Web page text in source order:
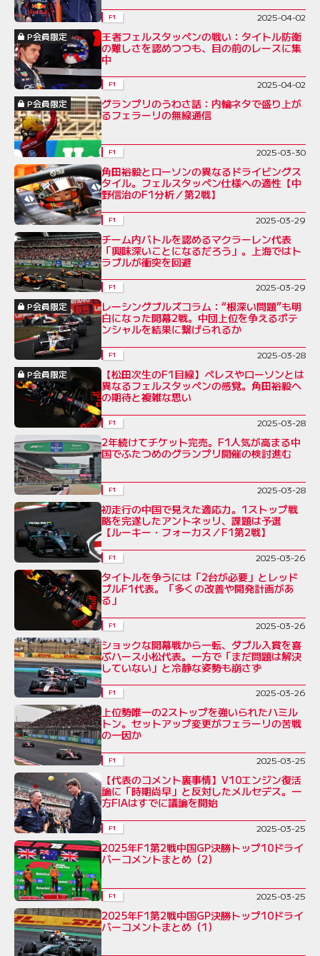
F1
2025-04-02
P会員限定
王者フェルスタッペンの戦い：タイトル防衛
の難しさを認めつつも、目の前のレースに集
中
F1
2025-04-02
P会員限定
グランプリのうわさ話：内輪ネタで盛り上が
るフェラーリの無線通信
F1 2025-03-30
角田裕毅とローソンの異なるドライビングス
タイル。フェルスタッペン仕様への適性【中
野信治のF1分析／第2戦】
F1 2025-03-29
チーム内バトルを認めるマクラーレン代表
「興味深いことになるだろう」。上海ではト
ラブルが衝突を回避
F1
2025-03-29
P会員限定
レーシングブルズコラム：“根深い問題”も明
白になった開幕2戦。中団上位を争えるポテ
ンシャルを結果に繋げられるか
F1
2025-03-28
P会員限定
【松田次生のF1目線】ペレスやローソンとは
異なるフェルスタッペンの感覚。角田裕毅へ
の期待と複雑な思い
F1 2025-03-28
2年続けてチケット完売。F1人気が高まる中
国でふたつめのグランプリ開催の検討進む
F1 2025-03-28
初走行の中国で見えた適応力。1ストップ戦
略を完遂したアントネッリ、課題は予選
【ルーキー・フォーカス／F1第2戦】
F1 2025-03-26
タイトルを争うには「2台が必要」とレッド
ブルF1代表。「多くの改善や開発計画があ
る」
F1 2025-03-26
ショックな開幕戦から一転、ダブル入賞を喜
ぶハース小松代表。一方で「まだ問題は解決
していない」と冷静な姿勢も崩さず
F1 2025-03-26
上位勢唯一の2ストップを強いられたハミル
トン。セットアップ変更がフェラーリの苦戦
の一因か
F1 2025-03-25
【代表のコメント裏事情】V10エンジン復活
論に「時期尚早」と反対したメルセデス。一
方FIAはすでに議論を開始
F1 2025-03-25
2025年F1第2戦中国GP決勝トップ10ドライ
バーコメントまとめ（2）
F1 2025-03-25
2025年F1第2戦中国GP決勝トップ10ドライ
バーコメントまとめ（1）